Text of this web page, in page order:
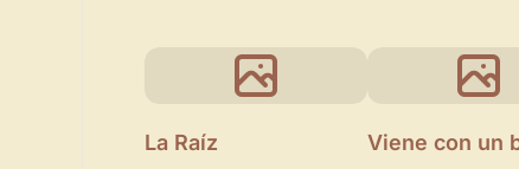
La Raíz Viene con un